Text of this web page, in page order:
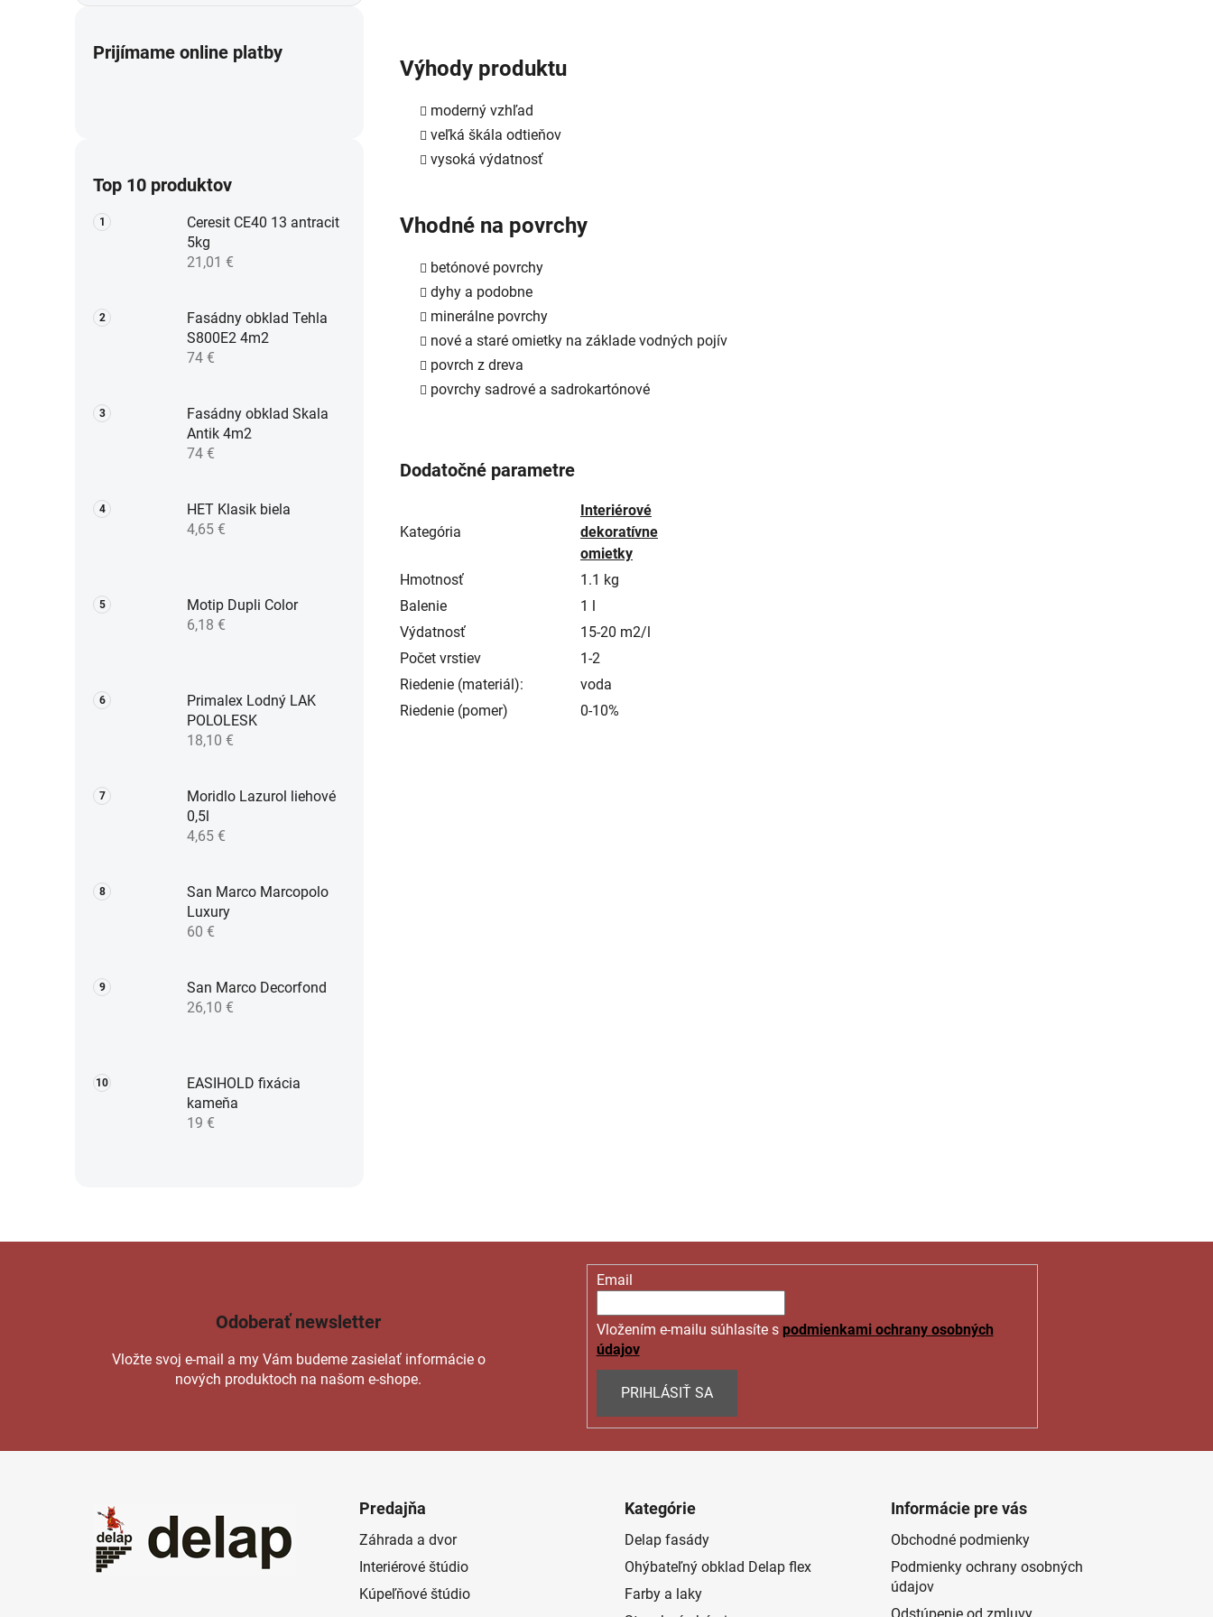
Prijímame online platby
Top 10 produktov
Ceresit CE40 13 antracit
5kg
21,01 €
Fasádny obklad Tehla
S800E2 4m2
74 €
Fasádny obklad Skala
Antik 4m2
74 €
HET Klasik biela
4,65 €
Motip Dupli Color
6,18 €
Primalex Lodný LAK
POLOLESK
18,10 €
Moridlo Lazurol liehové
0,5l
4,65 €
San Marco Marcopolo
Luxury
60 €
San Marco Decorfond
26,10 €
EASIHOLD fixácia
kameňa
19 €
Výhody produktu
moderný vzhľad
veľká škála odtieňov
vysoká výdatnosť
Vhodné na povrchy
betónové povrchy
dyhy a podobne
minerálne povrchy
nové a staré omietky na základe vodných pojív
povrch z dreva
povrchy sadrové a sadrokartónové
Dodatočné parametre
Kategória
Interiérové
dekoratívne
omietky
Hmotnosť
1.1 kg
Balenie
1 l
Výdatnosť
15-20 m2/l
Počet vrstiev
1-2
Riedenie (materiál):
voda
Riedenie (pomer)
0-10%
Odoberať newsletter
Vložte svoj e-mail a my Vám budeme zasielať informácie o
nových produktoch na našom e-shope.
Email
Vložením e-mailu súhlasíte s podmienkami ochrany osobných
údajov
PRIHLÁSIŤ SA
Predajňa
Záhrada a dvor
Interiérové štúdio
Kúpeľňové štúdio
Kategórie
Delap fasády
Ohýbateľný obklad Delap flex
Farby a laky
Informácie pre vás
Obchodné podmienky
Podmienky ochrany osobných
údajov